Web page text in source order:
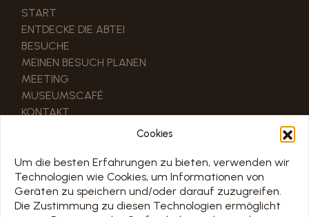
Cookies
Um die besten Erfahrungen zu bieten, verwenden wir
Technologien wie Cookies, um Informationen von
Geräten zu speichern und/oder darauf zuzugreifen.
Die Zustimmung zu diesen Technologien ermöglicht
START
ENTDECKE DIE ABTEI
BESUCHE
MEINEN BESUCH PLANEN
MEETING
MUSEUMSCAFÉ
KONTAKT
UNSERE PARTNER
PRO & PRESSEBEREICH